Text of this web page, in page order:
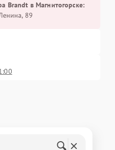
Brandt в Магнитогорске:
89